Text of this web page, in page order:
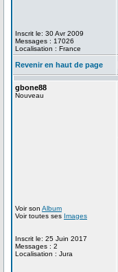
Inscrit le: 30 Avr 2009
Messages : 17026
Localisation : France
Revenir en haut de page
gbone88
Nouveau
Voir son Album
Voir toutes ses Images
Inscrit le: 25 Juin 2017
Messages : 2
Localisation : Jura